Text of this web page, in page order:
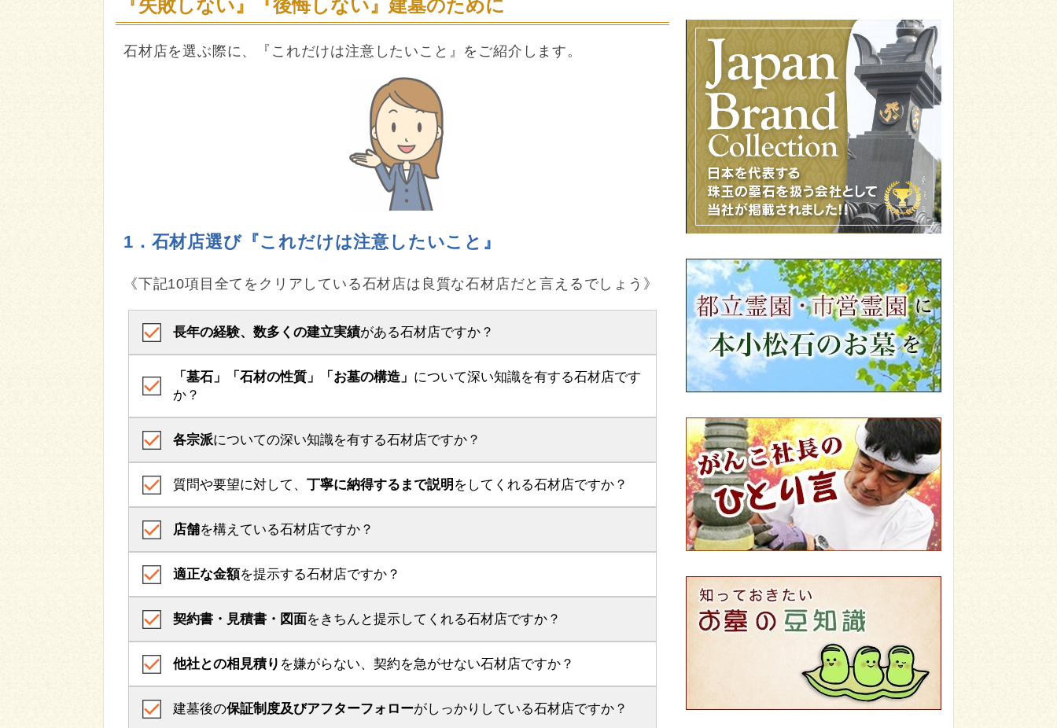
『失敗しない』『後悔しない』建墓のために
石材店を選ぶ際に、『これだけは注意したいこと』をご紹介します。
1．石材店選び『これだけは注意したいこと』
《下記10項目全てをクリアしている石材店は良質な石材店だと言えるでしょう》
長年の経験、数多くの建立実績がある石材店ですか？
「墓石」「石材の性質」「お墓の構造」 について深い知識を有する石材店です
か？
各宗派についての深い知識を有する石材店ですか？
質問や要望に対して、 丁寧に納得するまで説明 をしてくれる石材店ですか？
店舗を構えている石材店ですか？
適正な金額を提示する石材店ですか？
契約書・見積書・図面をきちんと提示してくれる石材店ですか？
他社との相見積り を嫌がらない、契約を急がせない石材店ですか？
建墓後の保証制度及びアフターフォローがしっかりしている石材店ですか？